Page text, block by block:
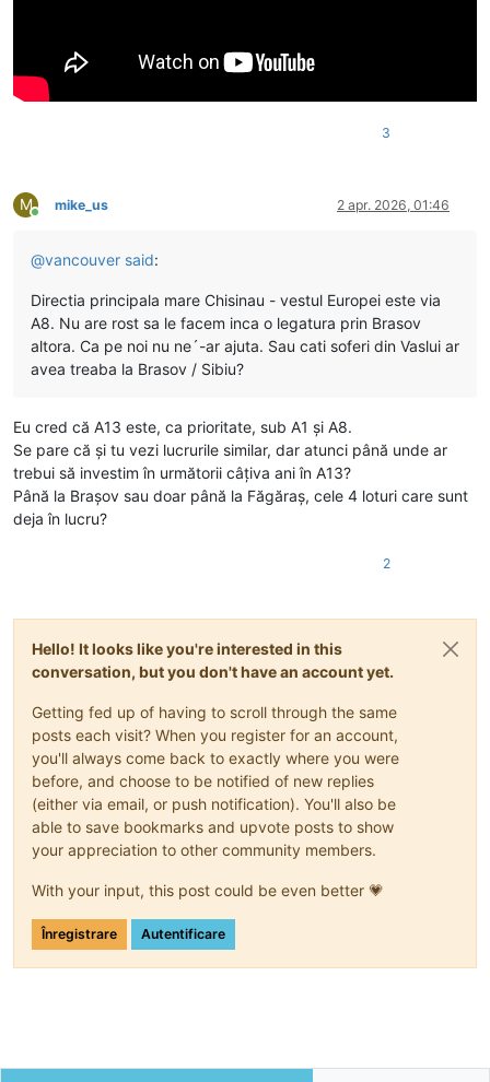
3
M
Conectat
mike_us 2 apr. 2026, 01:46
@vancouver said:
Directia principala mare Chisinau - vestul Europei este via
A8. Nu are rost sa le facem inca o legatura prin Brasov
altora. Ca pe noi nu ne´-ar ajuta. Sau cati soferi din Vaslui ar
avea treaba la Brasov / Sibiu?
Eu cred că A13 este, ca prioritate, sub A1 și A8.
Se pare că și tu vezi lucrurile similar, dar atunci până unde ar
trebui să investim în următorii câțiva ani în A13?
Până la Brașov sau doar până la Făgăraș, cele 4 loturi care sunt
deja în lucru?
2
Hello! It looks like you're interested in this
conversation, but you don't have an account yet.
Getting fed up of having to scroll through the same
posts each visit? When you register for an account,
you'll always come back to exactly where you were
before, and choose to be notified of new replies
(either via email, or push notification). You'll also be
able to save bookmarks and upvote posts to show
your appreciation to other community members.
With your input, this post could be even better 💗
Înregistrare Autentificare